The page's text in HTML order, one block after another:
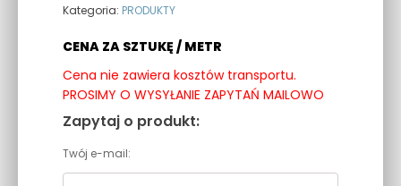
Kategoria: PRODUKTY
CENA ZA SZTUKĘ / METR
Cena nie zawiera kosztów transportu.
PROSIMY O WYSYŁANIE ZAPYTAŃ MAILOWO
Zapytaj o produkt:
Twój e-mail: